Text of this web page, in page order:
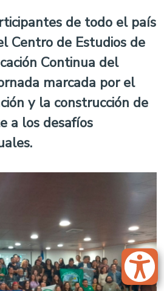
de todo el país
Centro de Estudios de
Continua del
marcada por el
y la construcción de
a los desafíos